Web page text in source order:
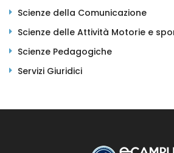
Scienze della Comunicazione
Scienze delle Attività Motorie e
Scienze Pedagogiche
Servizi Giuridici